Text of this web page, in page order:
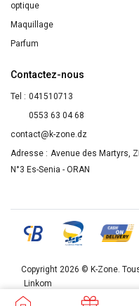
optique
Maquillage
Parfum
Contactez-nous
Tel : 041510713
0553 63 04 68
contact@k-zone.dz
Adresse : Avenue des Martyrs, ZI
N°3 Es-Senia - ORAN
Copyright 2026 © K-Zone.
Linkom